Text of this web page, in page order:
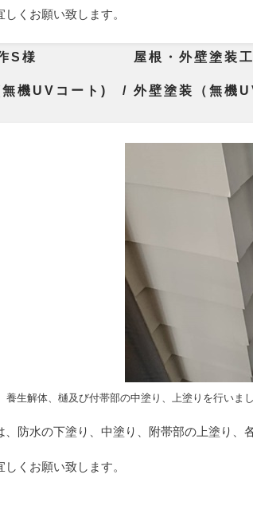
くお願い致します。
作S様 屋根・外壁塗装工
機UVコート) / 外壁塗装（無機
養生解体、樋及び付帯部の中塗り、上塗りを行いまし
、防水の下塗り、中塗り、附帯部の上塗り、
くお願い致します。